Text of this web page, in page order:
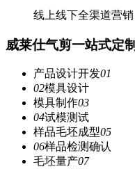
线上线下全渠道营
威莱仕气剪一站式定
产品设计开发01
02模具设计
模具制作03
04试模测试
样品毛坯成型05
06样品检测确认
毛坯量产07